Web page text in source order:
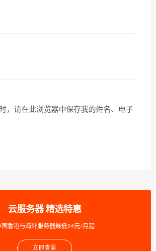
，请在此浏览器中保存我的姓名、电子
云服务器 精选特惠
国香港与海外服务器最低24元/月起
立即查看